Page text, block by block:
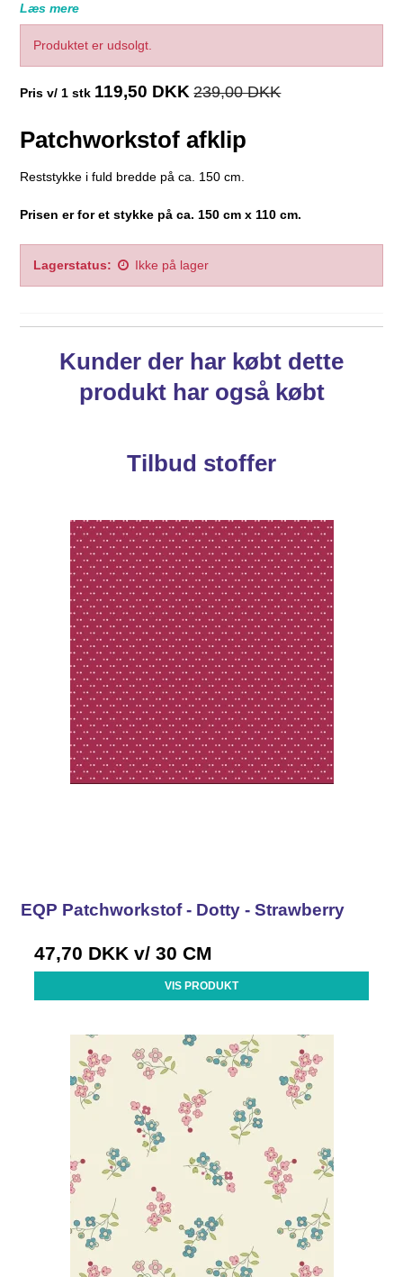
Læs mere
Produktet er udsolgt.
Pris v/ 1 stk 119,50 DKK 239,00 DKK
Patchworkstof afklip
Reststykke i fuld bredde på ca. 150 cm.
Prisen er for et stykke på ca. 150 cm x 110 cm.
Lagerstatus: Ikke på lager
Kunder der har købt dette
produkt har også købt
Tilbud stoffer
EQP Patchworkstof - Dotty - Strawberry
47,70 DKK v/ 30 CM
VIS PRODUKT